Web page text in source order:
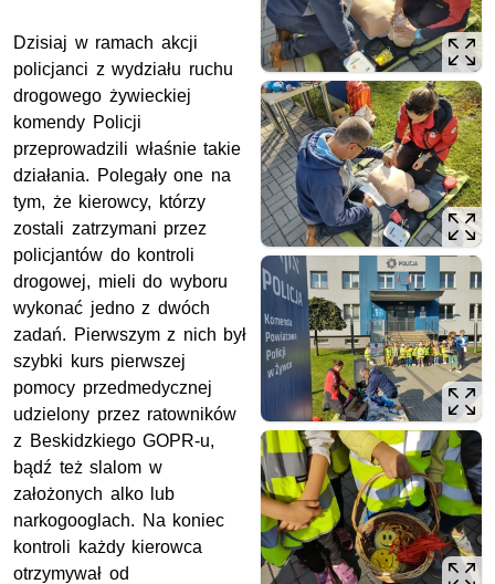
Dzisiaj w ramach akcji
policjanci z wydziału ruchu
drogowego żywieckiej
komendy Policji
przeprowadzili właśnie takie
działania. Polegały one na
tym, że kierowcy, którzy
zostali zatrzymani przez
policjantów do kontroli
drogowej, mieli do wyboru
wykonać jedno z dwóch
zadań. Pierwszym z nich był
szybki kurs pierwszej
pomocy przedmedycznej
udzielony przez ratowników
z Beskidzkiego GOPR-u,
bądź też slalom w
założonych alko lub
narkogooglach. Na koniec
kontroli każdy kierowca
otrzymywał od